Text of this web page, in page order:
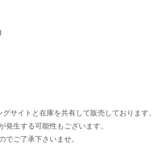
サイトと在庫を共有して販売しております。
生する可能性もございます。
ご了承下さいませ。